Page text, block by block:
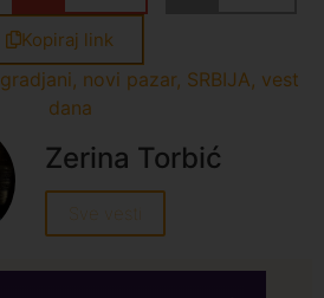
Kopiraj link
gradjani, novi pazar, SRBIJA, vest
dana
Zerina Torbić
Sve vesti